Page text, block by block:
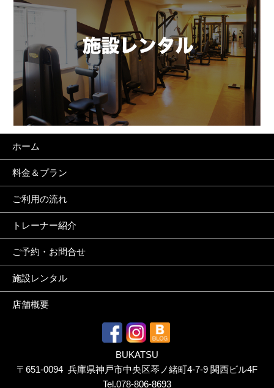
ホーム
料金＆プラン
ご利用の流れ
トレーナー紹介
ご予約・お問合せ
施設レンタル
店舗概要
BUKATSU
〒651-0094 兵庫県神戸市中央区琴ノ緒町4-7-9 関西ビル4F
Tel.078-806-8693